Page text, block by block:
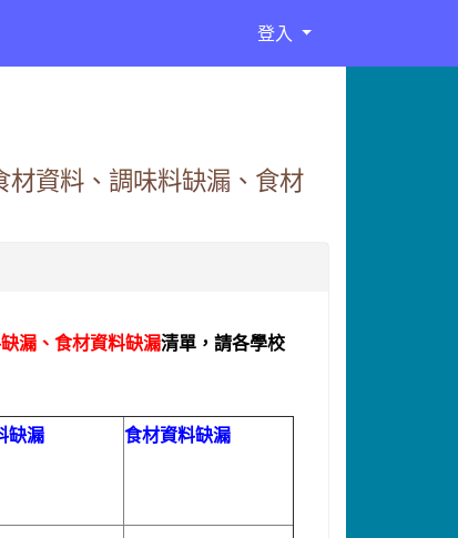
登入
材資料、調味料缺漏、食材
漏、食材資料缺漏清單，請各學校
缺漏 食材資料缺漏